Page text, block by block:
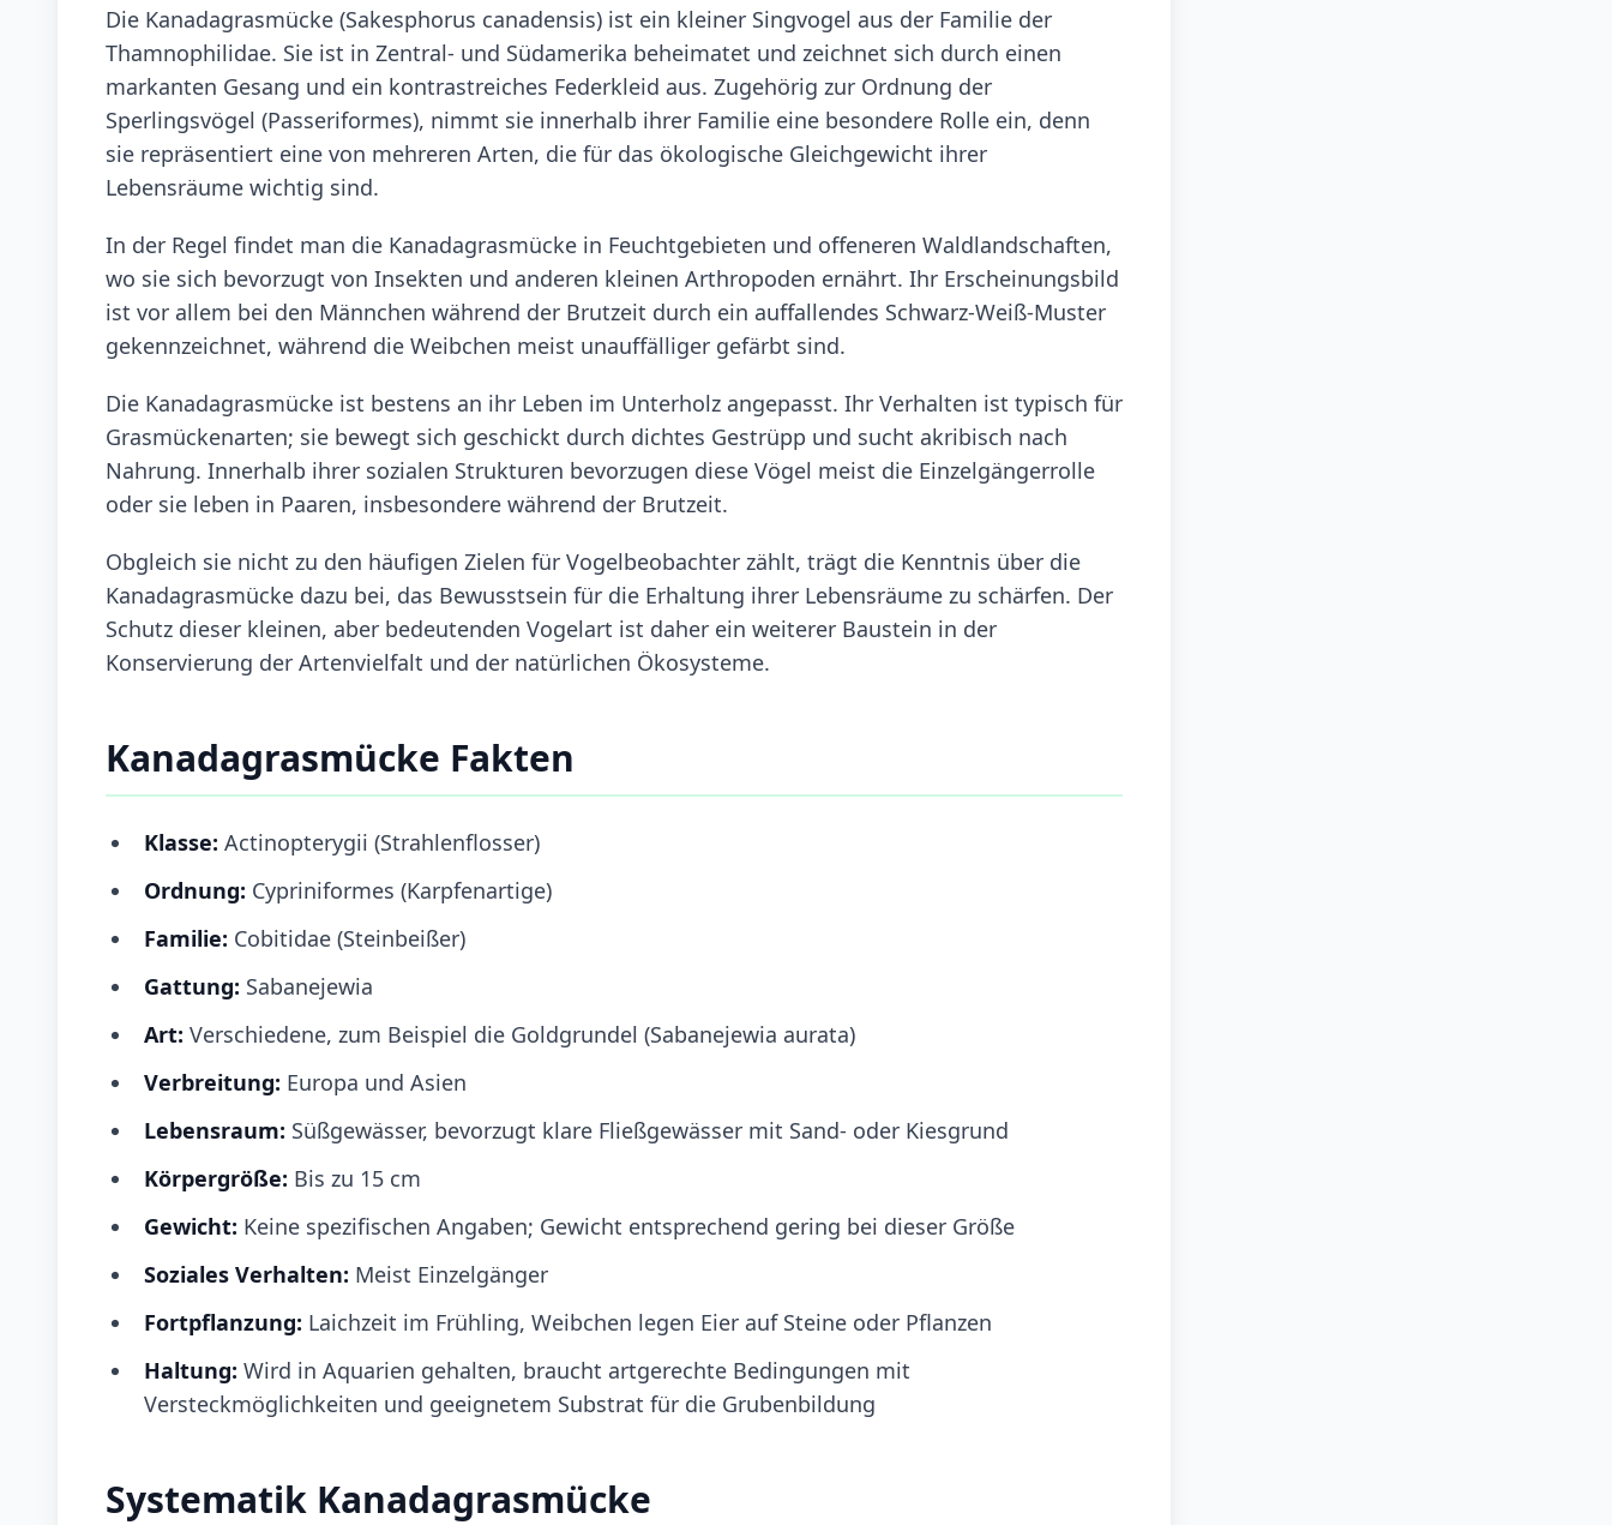
Die Kanadagrasmücke (Sakesphorus canadensis) ist ein kleiner Singvogel aus der Familie der
Thamnophilidae. Sie ist in Zentral- und Südamerika beheimatet und zeichnet sich durch einen
markanten Gesang und ein kontrastreiches Federkleid aus. Zugehörig zur Ordnung der
Sperlingsvögel (Passeriformes), nimmt sie innerhalb ihrer Familie eine besondere Rolle ein, denn
sie repräsentiert eine von mehreren Arten, die für das ökologische Gleichgewicht ihrer
Lebensräume wichtig sind.
In der Regel findet man die Kanadagrasmücke in Feuchtgebieten und offeneren Waldlandschaften,
wo sie sich bevorzugt von Insekten und anderen kleinen Arthropoden ernährt. Ihr Erscheinungsbild
ist vor allem bei den Männchen während der Brutzeit durch ein auffallendes Schwarz-Weiß-Muster
gekennzeichnet, während die Weibchen meist unauffälliger gefärbt sind.
Die Kanadagrasmücke ist bestens an ihr Leben im Unterholz angepasst. Ihr Verhalten ist typisch für
Grasmückenarten; sie bewegt sich geschickt durch dichtes Gestrüpp und sucht akribisch nach
Nahrung. Innerhalb ihrer sozialen Strukturen bevorzugen diese Vögel meist die Einzelgängerrolle
oder sie leben in Paaren, insbesondere während der Brutzeit.
Obgleich sie nicht zu den häufigen Zielen für Vogelbeobachter zählt, trägt die Kenntnis über die
Kanadagrasmücke dazu bei, das Bewusstsein für die Erhaltung ihrer Lebensräume zu schärfen. Der
Schutz dieser kleinen, aber bedeutenden Vogelart ist daher ein weiterer Baustein in der
Konservierung der Artenvielfalt und der natürlichen Ökosysteme.
Kanadagrasmücke Fakten
Klasse: Actinopterygii (Strahlenflosser)
Ordnung: Cypriniformes (Karpfenartige)
Familie: Cobitidae (Steinbeißer)
Gattung: Sabanejewia
Art: Verschiedene, zum Beispiel die Goldgrundel (Sabanejewia aurata)
Verbreitung: Europa und Asien
Lebensraum: Süßgewässer, bevorzugt klare Fließgewässer mit Sand- oder Kiesgrund
Körpergröße: Bis zu 15 cm
Gewicht: Keine spezifischen Angaben; Gewicht entsprechend gering bei dieser Größe
Soziales Verhalten: Meist Einzelgänger
Fortpflanzung: Laichzeit im Frühling, Weibchen legen Eier auf Steine oder Pflanzen
Haltung: Wird in Aquarien gehalten, braucht artgerechte Bedingungen mit
Versteckmöglichkeiten und geeignetem Substrat für die Grubenbildung
Systematik Kanadagrasmücke